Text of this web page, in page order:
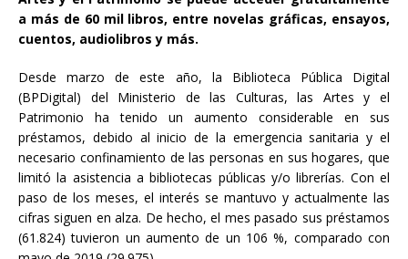
a más de 60 mil libros, entre novelas gráficas, ensayos,
cuentos, audiolibros y más.
Desde marzo de este año, la Biblioteca Pública Digital
(BPDigital) del Ministerio de las Culturas, las Artes y el
Patrimonio ha tenido un aumento considerable en sus
préstamos, debido al inicio de la emergencia sanitaria y el
necesario confinamiento de las personas en sus hogares, que
limitó la asistencia a bibliotecas públicas y/o librerías. Con el
paso de los meses, el interés se mantuvo y actualmente las
cifras siguen en alza. De hecho, el mes pasado sus préstamos
(61.824) tuvieron un aumento de un 106 %, comparado con